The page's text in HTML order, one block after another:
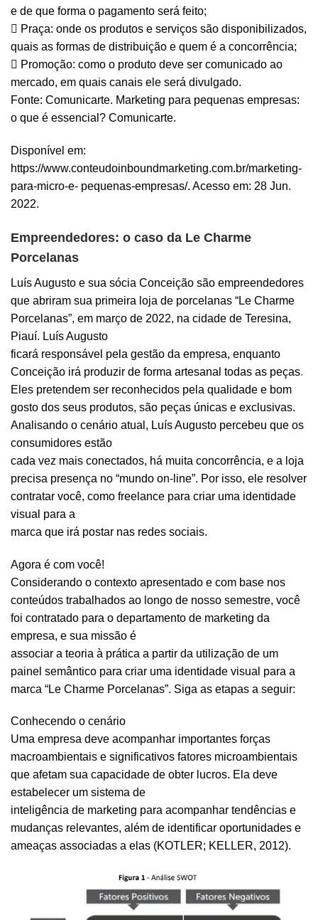
e de que forma o pagamento será feito;
 Praça: onde os produtos e serviços são disponibilizados,
quais as formas de distribuição e quem é a concorrência;
 Promoção: como o produto deve ser comunicado ao
mercado, em quais canais ele será divulgado.
Fonte: Comunicarte. Marketing para pequenas empresas:
o que é essencial? Comunicarte.
Disponível em:
https://www.conteudoinboundmarketing.com.br/marketing-
para-micro-e- pequenas-empresas/. Acesso em: 28 Jun.
2022.
Empreendedores: o caso da Le Charme
Porcelanas
Luís Augusto e sua sócia Conceição são empreendedores
que abriram sua primeira loja de porcelanas “Le Charme
Porcelanas”, em março de 2022, na cidade de Teresina,
Piauí. Luís Augusto
ficará responsável pela gestão da empresa, enquanto
Conceição irá produzir de forma artesanal todas as peças.
Eles pretendem ser reconhecidos pela qualidade e bom
gosto dos seus produtos, são peças únicas e exclusivas.
Analisando o cenário atual, Luís Augusto percebeu que os
consumidores estão
cada vez mais conectados, há muita concorrência, e a loja
precisa presença no “mundo on-line”. Por isso, ele resolver
contratar você, como freelance para criar uma identidade
visual para a
marca que irá postar nas redes sociais.
Agora é com você!
Considerando o contexto apresentado e com base nos
conteúdos trabalhados ao longo de nosso semestre, você
foi contratado para o departamento de marketing da
empresa, e sua missão é
associar a teoria à prática a partir da utilização de um
painel semântico para criar uma identidade visual para a
marca “Le Charme Porcelanas”. Siga as etapas a seguir:
Conhecendo o cenário
Uma empresa deve acompanhar importantes forças
macroambientais e significativos fatores microambientais
que afetam sua capacidade de obter lucros. Ela deve
estabelecer um sistema de
inteligência de marketing para acompanhar tendências e
mudanças relevantes, além de identificar oportunidades e
ameaças associadas a elas (KOTLER; KELLER, 2012).